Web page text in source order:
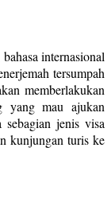
internasional
tersumpah
memberlakukan
yang mau ajukan
jenis visa
kunjungan turis ke